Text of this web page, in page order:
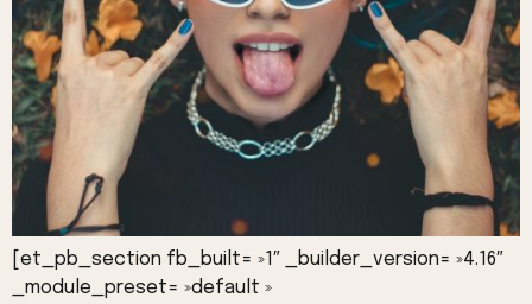
[et_pb_section fb_built= »1″ _builder_version= »4.16″
_module_preset= »default »